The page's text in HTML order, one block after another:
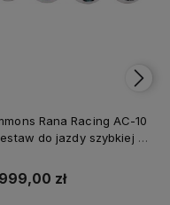
Rana Racing AC-10
do jazdy szybkiej na
dla zawodników
zł